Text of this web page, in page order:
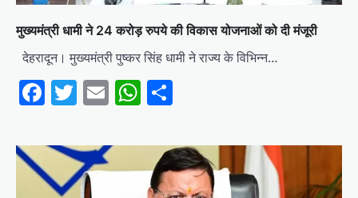
मुख्यमंत्री धामी ने 24 करोड़ रुपये की विकास योजनाओं को दी मंजूरी
देहरादून। मुख्यमंत्री पुष्कर सिंह धामी ने राज्य के विभिन्न…
Facebook
Twitter
EmailWhatsApp